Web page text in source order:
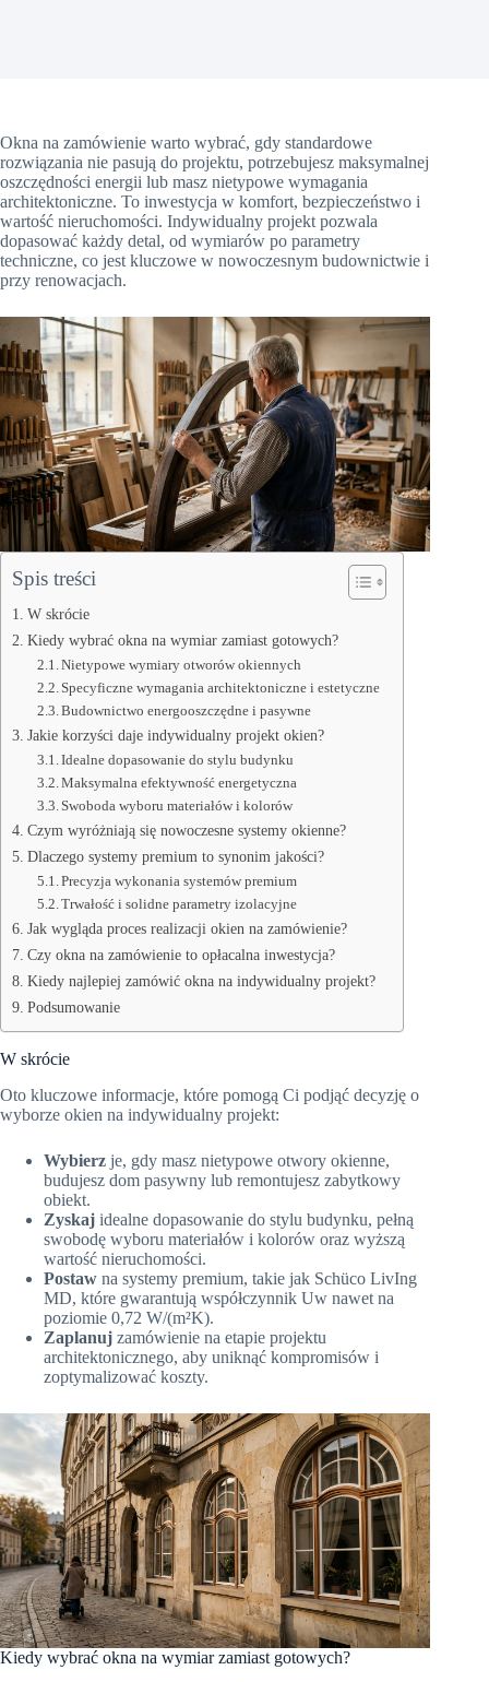
Okna na zamówienie warto wybrać, gdy standardowe
rozwiązania nie pasują do projektu, potrzebujesz maksymalnej
oszczędności energii lub masz nietypowe wymagania
architektoniczne. To inwestycja w komfort, bezpieczeństwo i
wartość nieruchomości. Indywidualny projekt pozwala
dopasować każdy detal, od wymiarów po parametry
techniczne, co jest kluczowe w nowoczesnym budownictwie i
przy renowacjach.
Spis treści
W skrócie
Kiedy wybrać okna na wymiar zamiast gotowych?
Nietypowe wymiary otworów okiennych
Specyficzne wymagania architektoniczne i estetyczne
Budownictwo energooszczędne i pasywne
Jakie korzyści daje indywidualny projekt okien?
Idealne dopasowanie do stylu budynku
Maksymalna efektywność energetyczna
Swoboda wyboru materiałów i kolorów
Czym wyróżniają się nowoczesne systemy okienne?
Dlaczego systemy premium to synonim jakości?
Precyzja wykonania systemów premium
Trwałość i solidne parametry izolacyjne
Jak wygląda proces realizacji okien na zamówienie?
Czy okna na zamówienie to opłacalna inwestycja?
Kiedy najlepiej zamówić okna na indywidualny projekt?
Podsumowanie
W skrócie
Oto kluczowe informacje, które pomogą Ci podjąć decyzję o
wyborze okien na indywidualny projekt:
Wybierz je, gdy masz nietypowe otwory okienne,
budujesz dom pasywny lub remontujesz zabytkowy
obiekt.
Zyskaj idealne dopasowanie do stylu budynku, pełną
swobodę wyboru materiałów i kolorów oraz wyższą
wartość nieruchomości.
Postaw na systemy premium, takie jak Schüco LivIng
MD, które gwarantują współczynnik Uw nawet na
poziomie 0,72 W/(m²K).
Zaplanuj zamówienie na etapie projektu
architektonicznego, aby uniknąć kompromisów i
zoptymalizować koszty.
Kiedy wybrać okna na wymiar zamiast gotowych?